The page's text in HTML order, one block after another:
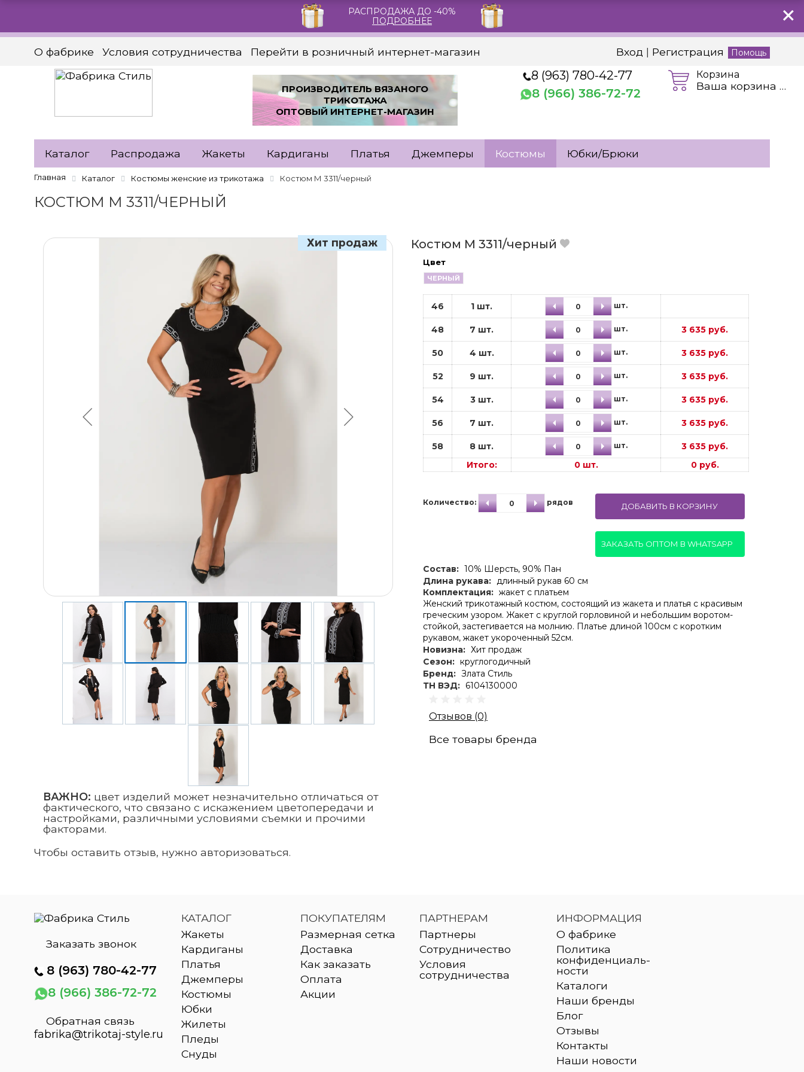
РАСПРОДАЖА ДО -40%
ПОДРОБНЕЕ
Вход | Регистрация Помощь
О фабрике Условия сотрудничества Перейти в розничный интернет-магазин
Заказать звонок
8 (963) 780-42-77
8 (966) 386-72-72
ПРОИЗВОДИТЕЛЬ ВЯЗАНОГО
ТРИКОТАЖА
ОПТОВЫЙ ИНТЕРНЕТ-МАГАЗИН
Корзина
Ваша корзина пуста
Каталог Распродажа Жакеты Кардиганы Платья Джемперы Костюмы Юбки/Брюки
Главная Каталог Костюмы женские из трикотажа Костюм М 3311/черный
КОСТЮМ М 3311/ЧЕРНЫЙ
Хит продаж
ВАЖНО: цвет изделий может незначительно отличаться от
фактического, что связано с искажением цветопередачи и
настройками, различными условиями съемки и прочими
факторами.
Костюм М 3311/черный
Цвет
ЧЕРНЫЙ
46 1 шт. шт.
48 7 шт. шт. 3 635 руб.
50 4 шт. шт. 3 635 руб.
52 9 шт. шт. 3 635 руб.
54 3 шт. шт. 3 635 руб.
56 7 шт. шт. 3 635 руб.
58 8 шт. шт.
3 635 руб.
Итого:
0шт. 0руб.
Количество: рядов ДОБАВИТЬ В КОРЗИНУ
ЗАКАЗАТЬ ОПТОМ В WHATSAPP
Состав: 10% Шерсть, 90% Пан
Длина рукава: длинный рукав 60 см
Комплектация: жакет с платьем
Женский трикотажный костюм, состоящий из жакета и платья с красивым
греческим узором. Жакет с круглой горловиной и небольшим воротом-
стойкой, застегивается на молнию. Платье длиной 100см с коротким
рукавом, жакет укороченный 52см.
Новизна: Хит продаж
Сезон: круглогодичный
Бренд: Злата Стиль
ТН ВЭД: 6104130000
Отзывов (0)
Все товары бренда
Чтобы оставить отзыв, нужно авторизоваться.
Заказать звонок
8 (963) 780-42-77
8 (966) 386-72-72
Обратная связь
fabrika@trikotaj-style.ru
КАТАЛОГ
Жакеты
Кардиганы
Платья
Джемперы
Костюмы
Юбки
Жилеты
Пледы
Снуды
ПОКУПАТЕЛЯМ
Размерная сетка
Доставка
Как заказать
Оплата
Акции
ПАРТНЕРАМ
Партнеры
Сотрудничество
Условия
сотрудничества
ИНФОРМАЦИЯ
О фабрике
Политика
конфиденциаль-
ности
Каталоги
Наши бренды
Блог
Отзывы
Контакты
Наши новости